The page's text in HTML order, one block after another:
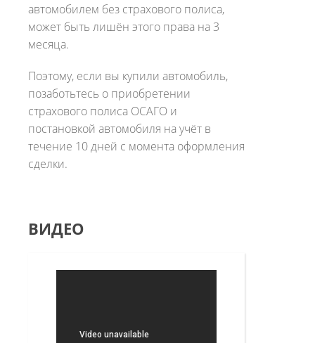
автомобилем без страхового полиса,
может быть лишён этого права на 3
месяца.
Поэтому, если вы купили автомобиль,
позаботьтесь о приобретении
страхового полиса ОСАГО и
постановкой автомобиля на учёт в
течение 10 дней с момента оформления
сделки.
ВИДЕО